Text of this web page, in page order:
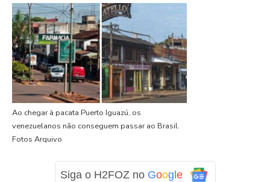
Ao chegar à pacata Puerto Iguazú, os
venezuelanos não conseguem passar ao Brasil.
Fotos Arquivo
Siga o H2FOZ no Goog e